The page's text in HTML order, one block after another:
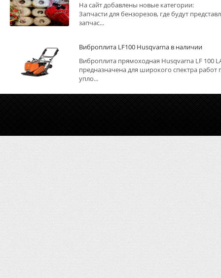
На сайт добавлены новые категории:
Запчасти для бензорезов, где будут
запчас...
Виброплита LF100 Husqvarna в наличии
Виброплита прямоходная Husqvarna LF 100
предназначена для широкого спектра работ
упло...